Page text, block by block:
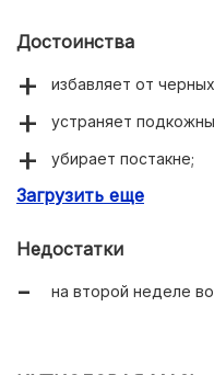
Достоинства
избавляет от
устраняет
убирает постакне;
выравнивает цвет
Загрузить еще
Недостатки
на второй неделе